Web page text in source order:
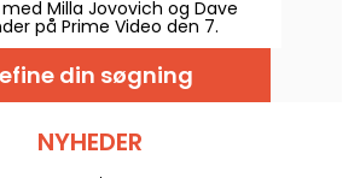
Milla Jovovich og Dave
på Prime Video den 7.
din søgning
NYHEDER